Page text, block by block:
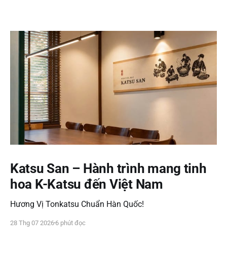
Katsu San – Hành trình mang tinh
hoa K-Katsu đến Việt Nam
Hương Vị Tonkatsu Chuẩn Hàn Quốc!
28 Thg 07 2026 6 phút đọc